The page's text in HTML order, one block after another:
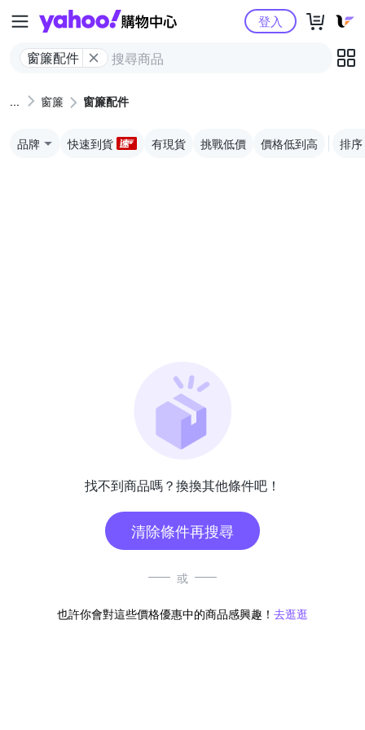
Yahoo購物中心
窗簾配件
登入
窗簾 窗簾配件
品牌 快速到貨 有現貨 挑戰低價 價格低到高 排序
找不到商品嗎？換換其他條件吧！
清除條件再搜尋
或
也許你會對這些價格優惠中的商品感興趣！ 去逛逛